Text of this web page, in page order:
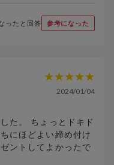
ったと回答 参考になった
2024/01/04
た。 ちょっとドキド
にほどよい締め付け
ントしてよかったで